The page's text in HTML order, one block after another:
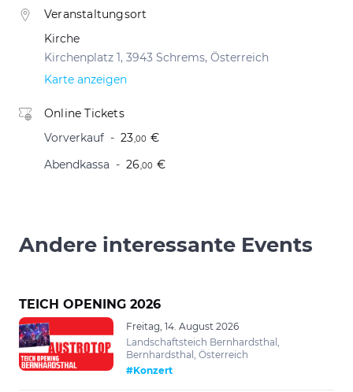
Veranstaltungsort
Kirche
Kirchenplatz 1, 3943 Schrems, Österreich
Karte anzeigen
Online Tickets
Vorverkauf
23,00 €
Abendkassa
26,00 €
Andere interessante Events
TEICH OPENING 2026
Freitag, 14. August 2026
Landschaftsteich Bernhardsthal,
Bernhardsthal, Österreich
#Konzert